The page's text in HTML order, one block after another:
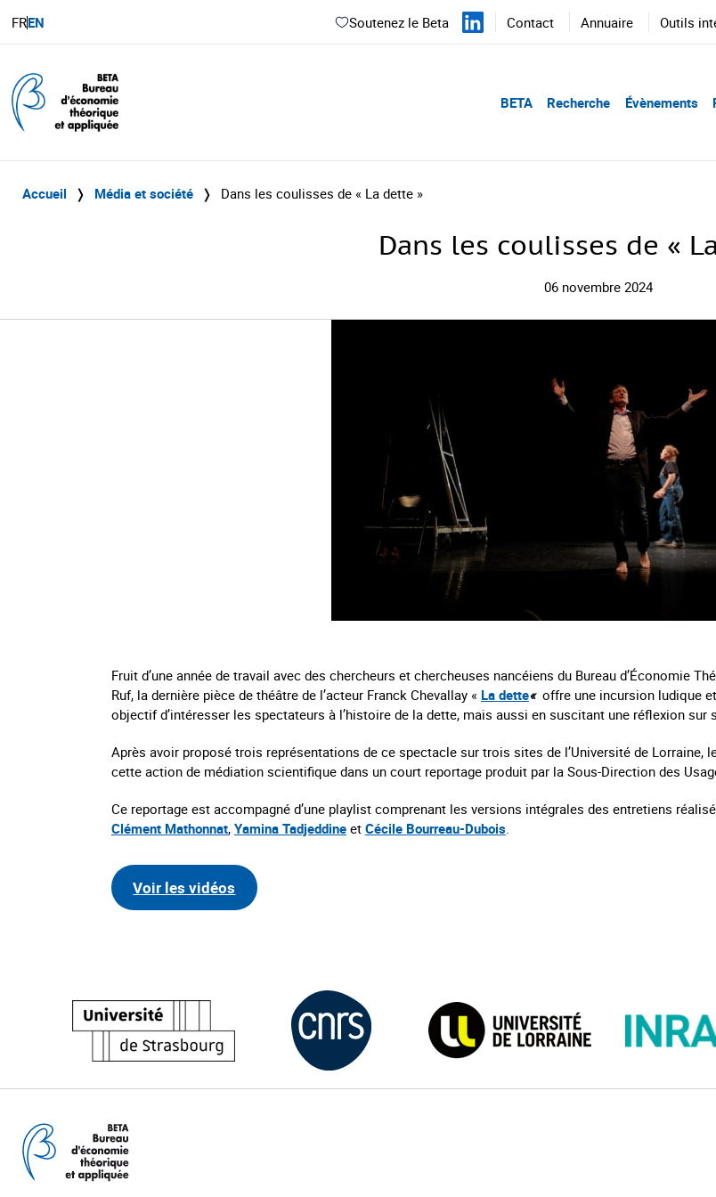
FREN Soutenez le Beta Contact Annuaire Outils
BETA Recherche Évènements
Accueil ❭ Média et société ❭ Dans les coulisses de « La dette »
Dans les coulisses de «
06 novembre 2024
Fruit d’une année de travail avec des chercheurs et chercheuses nancéiens du Bureau d’Économie
Ruf, la dernière pièce de théâtre de l’acteur Franck Chevallay « La dette« offre une incursion ludique
objectif d’intéresser les spectateurs à l’histoire de la dette, mais aussi en suscitant une réflexion sur
Après avoir proposé trois représentations de ce spectacle sur trois sites de l’Université de Lorraine,
cette action de médiation scientifique dans un court reportage produit par la Sous-Direction des
Ce reportage est accompagné d’une playlist comprenant les versions intégrales des entretiens
Clément Mathonnat, Yamina Tadjeddine et Cécile Bourreau-Dubois
Voir les vidéos